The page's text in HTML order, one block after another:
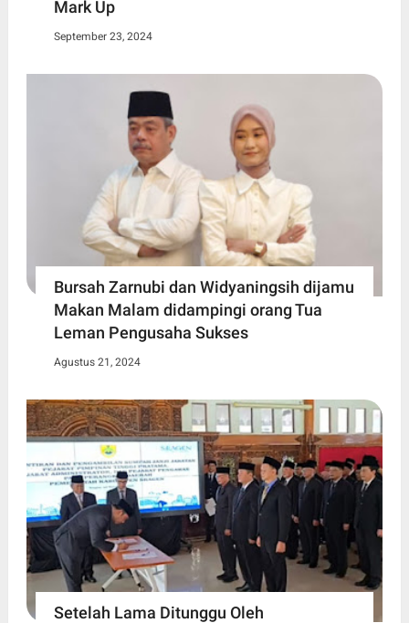
Mark Up
September 23, 2024
Bursah Zarnubi dan Widyaningsih dijamu
Makan Malam didampingi orang Tua
Leman Pengusaha Sukses
Agustus 21, 2024
Setelah Lama Ditunggu Oleh